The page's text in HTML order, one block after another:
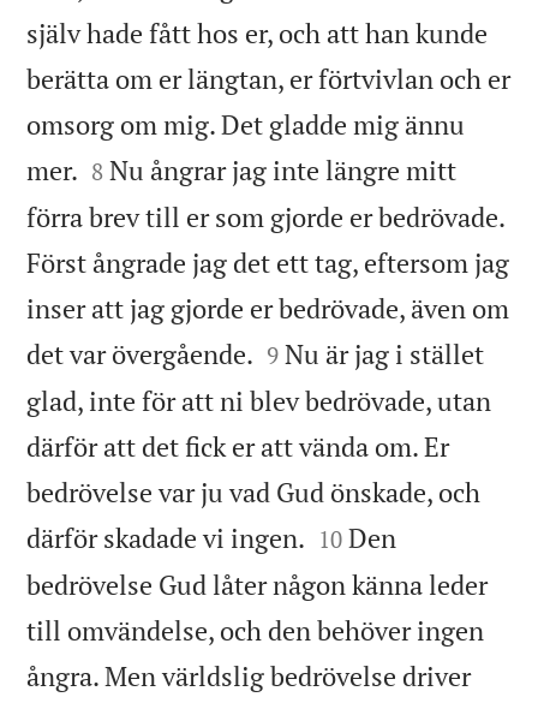
själv hade fått hos er, och att han kunde
berätta om er längtan, er förtvivlan och er
omsorg om mig. Det gladde mig ännu
mer. 

8 Nu ångrar jag inte längre mitt
förra brev till er som gjorde er bedrövade.
Först ångrade jag det ett tag, eftersom jag
inser att jag gjorde er bedrövade, även om
det var övergående. 

9 Nu är jag i stället
glad, inte för att ni blev bedrövade, utan
därför att det fick er att vända om. Er
bedrövelse var ju vad Gud önskade, och
därför skadade vi ingen. 

10 Den
bedrövelse Gud låter någon känna leder
till omvändelse, och den behöver ingen
ångra. Men världslig bedrövelse driver